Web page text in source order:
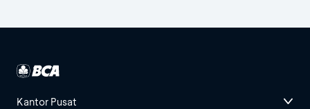
Kantor Pusat